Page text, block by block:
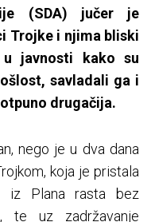
(SDA) jučer je
Trojke i njima bliski
javnosti kako su
savladali ga i
drugačija.
nego je u dva dana
koja je pristala
iz Plana rasta bez
te uz zadržavanje